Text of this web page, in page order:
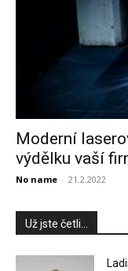
Moderní
výdělku vaší
No name - 21.2.2022
Už jste četli...